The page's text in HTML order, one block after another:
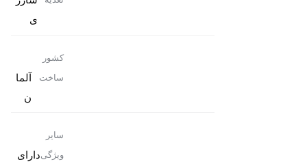
ی
کشور
ساخت
آلما
ن
سایر
ویژگیدارای